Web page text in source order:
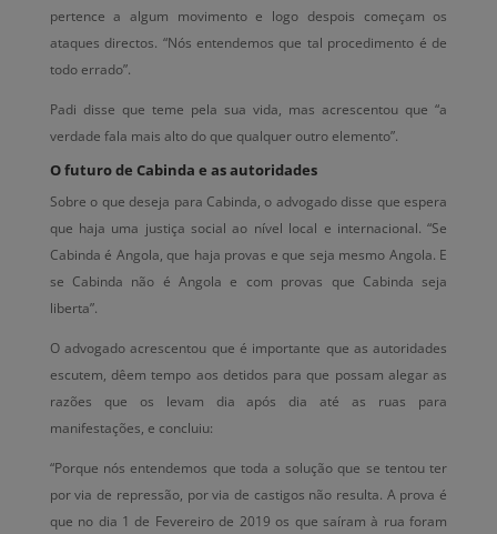
pertence a algum movimento e logo despois começam os
ataques directos. “Nós entendemos que tal procedimento é de
todo errado”.
Padi disse que teme pela sua vida, mas acrescentou que “a
verdade fala mais alto do que qualquer outro elemento”.
O futuro de Cabinda e as autoridades
Sobre o que deseja para Cabinda, o advogado disse que espera
que haja uma justiça social ao nível local e internacional. “Se
Cabinda é Angola, que haja provas e que seja mesmo Angola. E
se Cabinda não é Angola e com provas que Cabinda seja
liberta”.
O advogado acrescentou que é importante que as autoridades
escutem, dêem tempo aos detidos para que possam alegar as
razões que os levam dia após dia até as ruas para
manifestações, e concluiu:
“Porque nós entendemos que toda a solução que se tentou ter
por via de repressão, por via de castigos não resulta. A prova é
que no dia 1 de Fevereiro de 2019 os que saíram à rua foram